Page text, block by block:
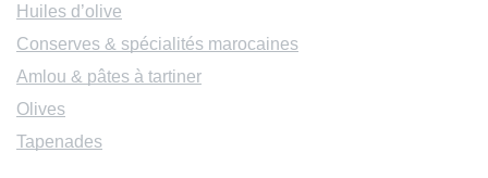
Huiles d’olive
Conserves & spécialités marocaines
Amlou & pâtes à tartiner
Olives
Tapenades